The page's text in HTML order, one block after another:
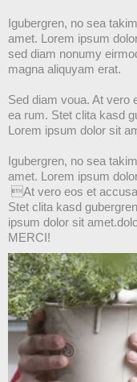
Igubergren, no sea
amet. Lorem ipsum
sed diam nonumy
magna aliquyam erat.
Sed diam voua. At
ea rum. Stet clita kasd
Lorem ipsum dolor sit
Igubergren, no sea
amet. Lorem ipsum
At vero eos et
Stet clita kasd
ipsum dolor sit
MERCI!